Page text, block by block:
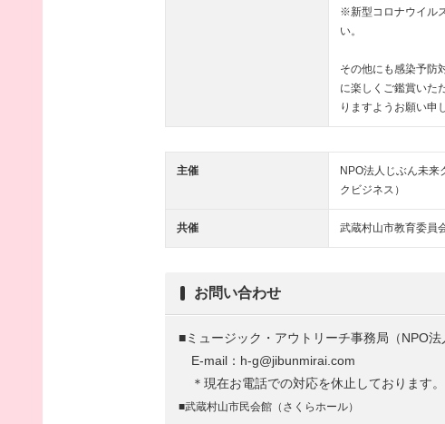
※新型コロナウイル
い。
その他にも感染予防
に楽しくご鑑賞いた
りますようお願い申
主催
NPO法人じぶん未来
クビジネス）
共催 武蔵村山市教育委員
お問い合わせ
■ミュージック・アウトリーチ事務局（NPO法
E-mail：h-g@jibunmirai.com
＊現在お電話での対応を休止しております。
■武蔵村山市民会館（さくらホール）